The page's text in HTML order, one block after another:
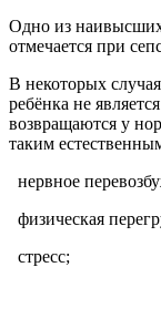
Одно из
отмечается при
В некоторых
ребёнка не
возвращаются у
таким
нервное
физическая
стресс;